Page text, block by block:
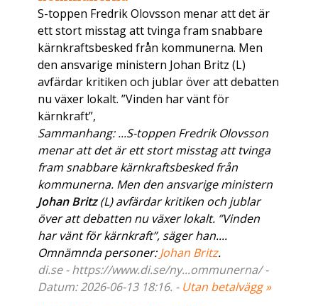
S-toppen Fredrik Olovsson menar att det är
ett stort misstag att tvinga fram snabbare
kärnkraftsbesked från kommunerna. Men
den ansvarige ministern Johan Britz (L)
avfärdar kritiken och jublar över att debatten
nu växer lokalt. ”Vinden har vänt för
kärnkraft”,
Sammanhang: ...S-toppen Fredrik Olovsson
menar att det är ett stort misstag att tvinga
fram snabbare kärnkraftsbesked från
kommunerna. Men den ansvarige ministern
Johan Britz(L) avfärdar kritiken och jublar
över att debatten nu växer lokalt. ”Vinden
har vänt för kärnkraft”, säger han....
Omnämnda personer:Johan Britz.
di.se - https://www.di.se/ny...ommunerna/ -
Datum: 2026-06-13 18:16. - Utan betalvägg »